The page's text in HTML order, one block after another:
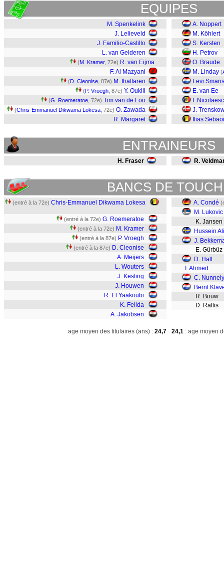
EQUIPES
M. Spenkelink
J. Lelieveld
J. Familio-Castillo
L. van Gelderen
(M. Kramer, 72e) R. van Eijma
F. Al Mazyani
(D. Cleonise , 87e) M. Ihattaren
(P. Vroegh , 87e) Y. Oukili
(G. Roemeratoe , 72e) Tim van de Loo
(Chris-Emmanuel Dikwama Lokesa , 72e) O. Zawada
R. Margaret
A. Noppert
M. Köhlert
S. Kersten
H. Petrov
O. Braude
M. Linday (
Levi Smans
E. van Ee
I.
J.
Ilias
ENTRAINEURS
H. Fraser R.
BANCS DE
(entré à la 72e) Chris-Emmanuel Dikwama Lokesa
(entré à la 72e) G. Roemeratoe
(entré à la 72e) M. Kramer
(entré à la 87e) P. Vroegh
(entré à la 87e) D. Cleonise
A. Meijers
L. Wouters
J. Kesting
J. Houwen
R. El Yaakoubi
K. Felida
A. Jakobsen
A. Condé
M. Lukovic
K. Jansen
Hussein Ali
J.
E. Gürbüz
D. Hall
I. Ahmed
C. Nunnely
Bernt
R. Bouw
D. Rallis
age moyen des titulaires (ans) : 24,7 24,1 : age moyen